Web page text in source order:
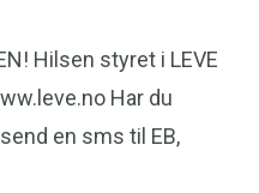
Hilsen styret i LEVE
Har du
en sms til EB,